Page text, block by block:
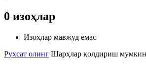
0 изоҳлар
Изоҳлар мавжуд емас
Рухсат олинг Шарҳлар қолдириш